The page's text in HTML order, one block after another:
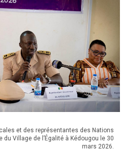
et des représentantes des Nations
du Village de l’Égalité à Kédougou le 30
mars 2026.